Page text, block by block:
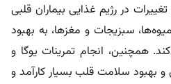
در رژیم غذایی بیماران قلبی
سبزیجات و مغزها، به بهبود
همچنین، انجام تمرینات یوگا و
سلامت قلب بسیار کارآمد و